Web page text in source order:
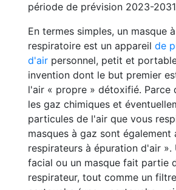
période de prévision 2023-
En termes simples, un masque
respiratoire est un appareil de
d'air personnel, petit et
invention dont le but premier
l'air « propre » détoxifié. Parce
les gaz chimiques et
particules de l'air que vous
masques à gaz sont également
respirateurs à épuration d'air ».
facial ou un masque fait partie
respirateur, tout comme un